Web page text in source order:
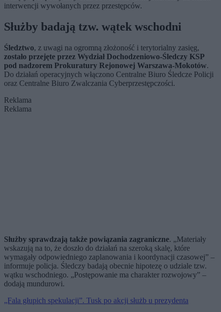
interwencji wywołanych przez przestępców.
Służby badają tzw. wątek wschodni
Śledztwo, z uwagi na ogromną złożoność i terytorialny zasięg,
zostało przejęte przez Wydział Dochodzeniowo-Śledczy KSP
pod nadzorem Prokuratury Rejonowej Warszawa-Mokotów.
Do działań operacyjnych włączono Centralne Biuro Śledcze Policji
oraz Centralne Biuro Zwalczania Cyberprzestępczości.
Reklama
Reklama
Służby sprawdzają także powiązania zagraniczne. „Materiały
wskazują na to, że doszło do działań na szeroką skalę, które
wymagały odpowiedniego zaplanowania i koordynacji czasowej” –
informuje policja. Śledczy badają obecnie hipotezę o udziale tzw.
wątku wschodniego. „Postępowanie ma charakter rozwojowy” –
dodają mundurowi.
„Fala głupich spekulacji”. Tusk po akcji służb u prezydenta